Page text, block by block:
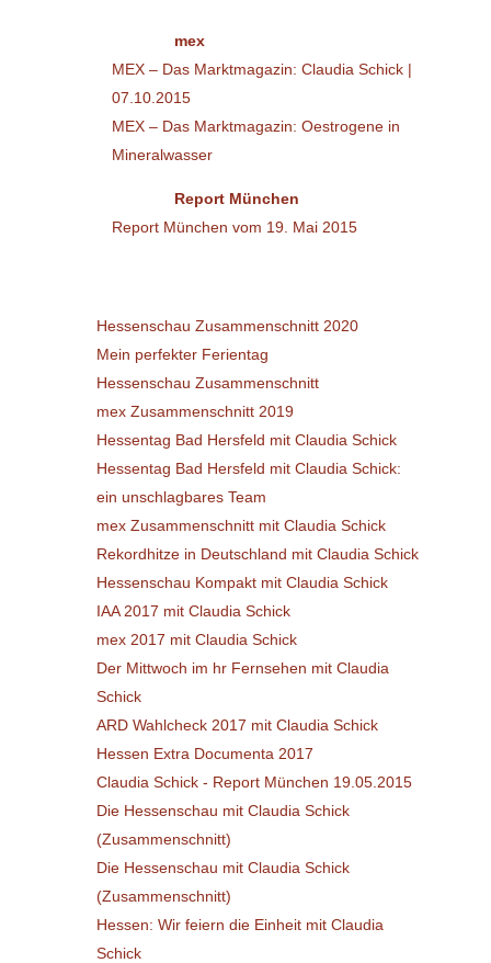
mex
MEX – Das Marktmagazin: Claudia Schick |
07.10.2015
MEX – Das Marktmagazin: Oestrogene in
Mineralwasser
Report München
Report München vom 19. Mai 2015
Hessenschau Zusammenschnitt 2020
Mein perfekter Ferientag
Hessenschau Zusammenschnitt
mex Zusammenschnitt 2019
Hessentag Bad Hersfeld mit Claudia Schick
Hessentag Bad Hersfeld mit Claudia Schick:
ein unschlagbares Team
mex Zusammenschnitt mit Claudia Schick
Rekordhitze in Deutschland mit Claudia Schick
Hessenschau Kompakt mit Claudia Schick
IAA 2017 mit Claudia Schick
mex 2017 mit Claudia Schick
Der Mittwoch im hr Fernsehen mit Claudia
Schick
ARD Wahlcheck 2017 mit Claudia Schick
Hessen Extra Documenta 2017
Claudia Schick - Report München 19.05.2015
Die Hessenschau mit Claudia Schick
(Zusammenschnitt)
Die Hessenschau mit Claudia Schick
(Zusammenschnitt)
Hessen: Wir feiern die Einheit mit Claudia
Schick